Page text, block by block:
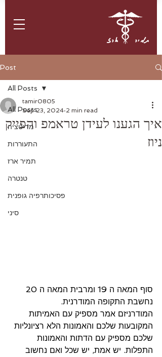
תמיר ארז
Post
All Posts
מדיטציה
התעוררות
תמיר ארז
טנטרה
פסיכותרפיה גופנית
סיני
All Posts
איך הגענו לעידן טראמפ והפייק
ניוז
tamir0805
Sep 23, 2024 2 min read
נחשבת התקופה המודרנית.
המודרניזם אמר מספיק עם האמיתות
המקובעות שלכם והאמונות הלא רציונליות
שלכם מספיק עם הדתות והאמונות
התפלות. יש אמת, יש שכל ואם נחשוב